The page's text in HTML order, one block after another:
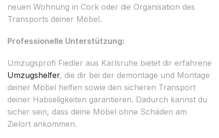
neuen Wohnung in Cork oder die Organisation des
Transports deiner Möbel.
Professionelle Unterstützung:
Umzugsprofi Fiedler aus Karlsruhe bietet dir erfahrene
Umzugshelfer, die dir bei der demontage und Montage
deiner Möbel helfen sowie den sicheren Transport
deiner Habseligkeiten garantieren. Dadurch kannst du
sicher sein, dass deine Möbel ohne Schäden am
Zielort ankommen.